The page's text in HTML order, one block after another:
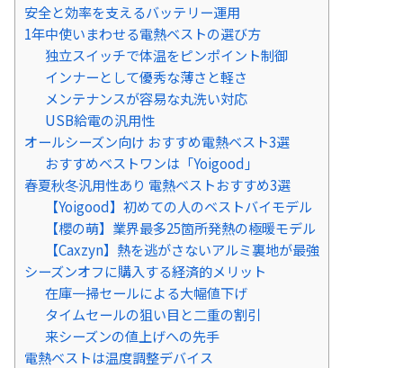
安全と効率を支えるバッテリー運用
1年中使いまわせる電熱ベストの選び方
独立スイッチで体温をピンポイント制御
インナーとして優秀な薄さと軽さ
メンテナンスが容易な丸洗い対応
USB給電の汎用性
オールシーズン向け おすすめ電熱ベスト3選
おすすめベストワンは「Yoigood」
春夏秋冬汎用性あり 電熱ベストおすすめ3選
【Yoigood】初めての人のベストバイモデル
【櫻の萌】業界最多25箇所発熱の極暖モデル
【Caxzyn】熱を逃がさないアルミ裏地が最強
シーズンオフに購入する経済的メリット
在庫一掃セールによる大幅値下げ
タイムセールの狙い目と二重の割引
来シーズンの値上げへの先手
電熱ベストは温度調整デバイス